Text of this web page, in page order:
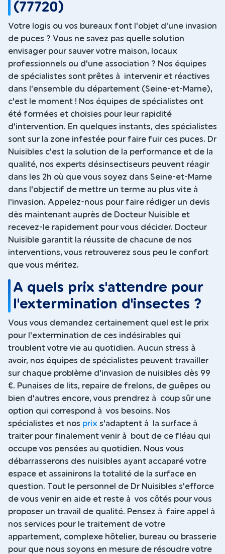
(77720)
Votre logis ou vos bureaux font l'objet d'une invasion
de puces ? Vous ne savez pas quelle solution
envisager pour sauver votre maison, locaux
professionnels ou d'une association ? Nos équipes
de spécialistes sont prêtes à intervenir et réactives
dans l'ensemble du département (Seine-et-Marne),
c'est le moment ! Nos équipes de spécialistes ont
été formées et choisies pour leur rapidité
d'intervention. En quelques instants, des spécialistes
sont sur la zone infestée pour faire fuir ces puces. Dr
Nuisibles c'est la solution de la performance et de la
qualité, nos experts désinsectiseurs peuvent réagir
dans les 2h où que vous soyez dans Seine-et-Marne
dans l'objectif de mettre un terme au plus vite à
l'invasion. Appelez-nous pour faire rédiger un devis
dès maintenant auprès de Docteur Nuisible et
recevez-le rapidement pour vous décider. Docteur
Nuisible garantit la réussite de chacune de nos
interventions, vous retrouverez sous peu le confort
que vous méritez.
A quels prix s'attendre pour
l'extermination d'insectes ?
Vous vous demandez certainement quel est le prix
pour l'extermination de ces indésirables qui
troublent votre vie au quotidien. Aucun stress à
avoir, nos équipes de spécialistes peuvent travailler
sur chaque problème d'invasion de nuisibles dès 99
€. Punaises de lits, repaire de frelons, de guêpes ou
bien d'autres encore, vous prendrez à coup sûr une
option qui correspond à vos besoins. Nos
spécialistes et nos prix s'adaptent à la surface à
traiter pour finalement venir à bout de ce fléau qui
occupe vos pensées au quotidien. Nous vous
débarrasserons des nuisibles ayant accaparé votre
espace et assainirons la totalité de la surface en
question. Tout le personnel de Dr Nuisibles s'efforce
de vous venir en aide et reste à vos côtés pour vous
proposer un travail de qualité. Pensez à faire appel à
nos services pour le traitement de votre
appartement, complexe hôtelier, bureau ou brasserie
pour que nous soyons en mesure de résoudre votre